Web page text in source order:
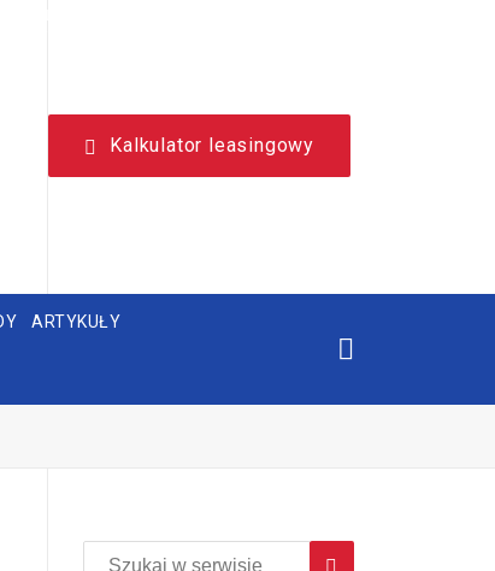
Kalkulator leasingowy
ARTYKUŁY